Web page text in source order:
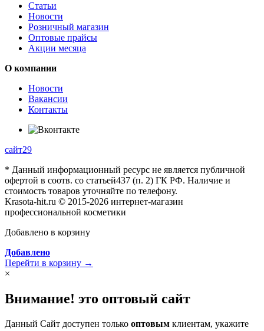
Статьи
Новости
Розничный магазин
Оптовые прайсы
Акции месяца
О компании
Новости
Вакансии
Контакты
сайт29
* Данный информационный ресурс не является публичной
офертой в соотв. со статьей437 (п. 2) ГК РФ. Наличие и
стоимость товаров уточняйте по телефону.
Krasota-hit.ru © 2015-2026 интернет-магазин
профессиональной косметики
Добавлено в корзину
Добавлено
Перейти в корзину →
×
Внимание! это оптовый сайт
Данный Сайт доступен только оптовым клиентам, укажите